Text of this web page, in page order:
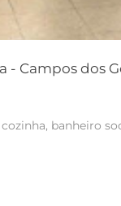
Quitinete no Parque Leopoldina -
banheiro